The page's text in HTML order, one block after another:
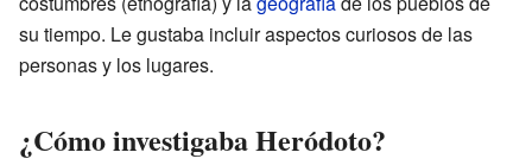
su tiempo. Le gustaba incluir aspectos curiosos de las
personas y los lugares.
¿Cómo investigaba Heródoto?